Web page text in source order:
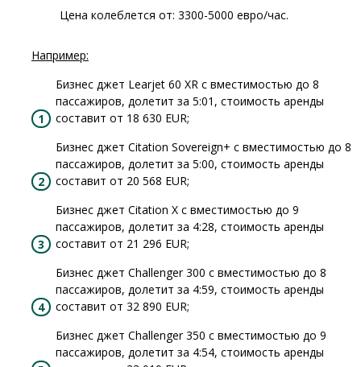
Цена колеблется от: 3300-5000 евро/час.
Например:
Бизнес джет Learjet 60 XR с вместимостью до 8
пассажиров, долетит за 5:01, стоимость аренды
составит от 18 630 EUR;
Бизнес джет Citation Sovereign+ с вместимостью до 8
пассажиров, долетит за 5:00, стоимость аренды
составит от 20 568 EUR;
Бизнес джет Citation X с вместимостью до 9
пассажиров, долетит за 4:28, стоимость аренды
составит от 21 296 EUR;
Бизнес джет Challenger 300 с вместимостью до 8
пассажиров, долетит за 4:59, стоимость аренды
составит от 32 890 EUR;
Бизнес джет Challenger 350 с вместимостью до 9
пассажиров, долетит за 4:54, стоимость аренды